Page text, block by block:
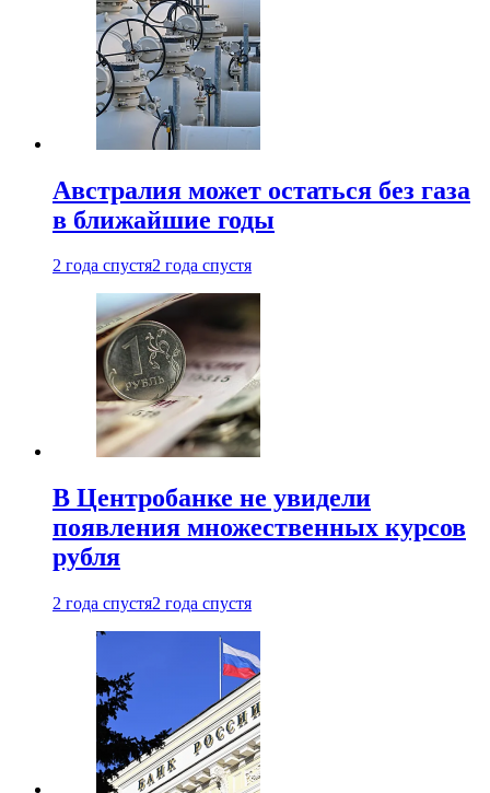
Австралия может остаться без газа
в ближайшие годы
2 года спустя2 года спустя
В Центробанке не увидели
появления множественных курсов
рубля
2 года спустя2 года спустя